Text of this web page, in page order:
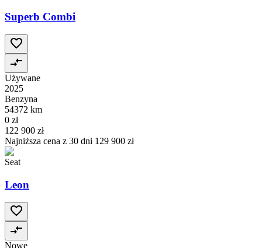
Superb Combi
Używane
2025
Benzyna
54372 km
0 zł
122 900 zł
Najniższa cena z 30 dni 129 900 zł
Seat
Leon
Nowe